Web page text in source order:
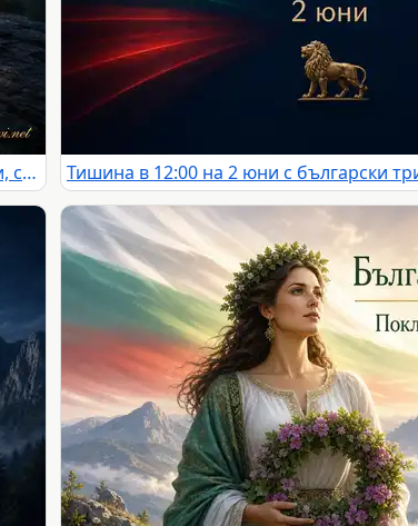
Поклон пред Ботев и българските герои сред планини, свещ и лавров венец